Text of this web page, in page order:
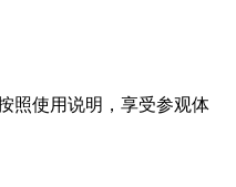
使用说明，享受参观体